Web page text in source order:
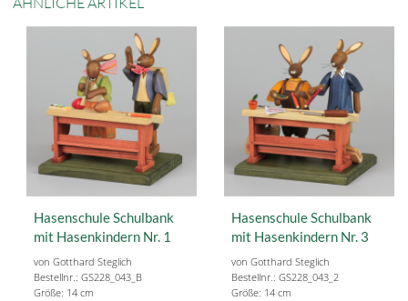
Hasenschule Schulbank
mit Hasenkindern Nr. 1
von Gotthard Steglich
Bestellnr.: GS228_043_B
Größe: 14 cm
Hasenschule Schulbank
mit Hasenkindern Nr. 3
von Gotthard Steglich
Bestellnr.: GS228_043_2
Größe: 14 cm